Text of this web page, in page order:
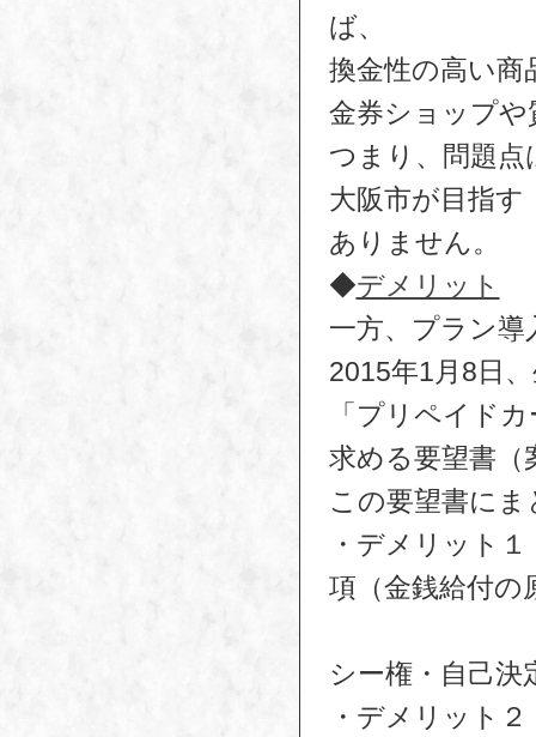
ば、
換金性の高い商
金券ショップ
つまり、問題
大阪市が目指す
ありません。
◆デメリット
一方、プラン
2015年1月8日
「プリペイド
求める要望書（
この要望書に
・デメリット
項（金銭給付の
シー権・自己決
・デメリット